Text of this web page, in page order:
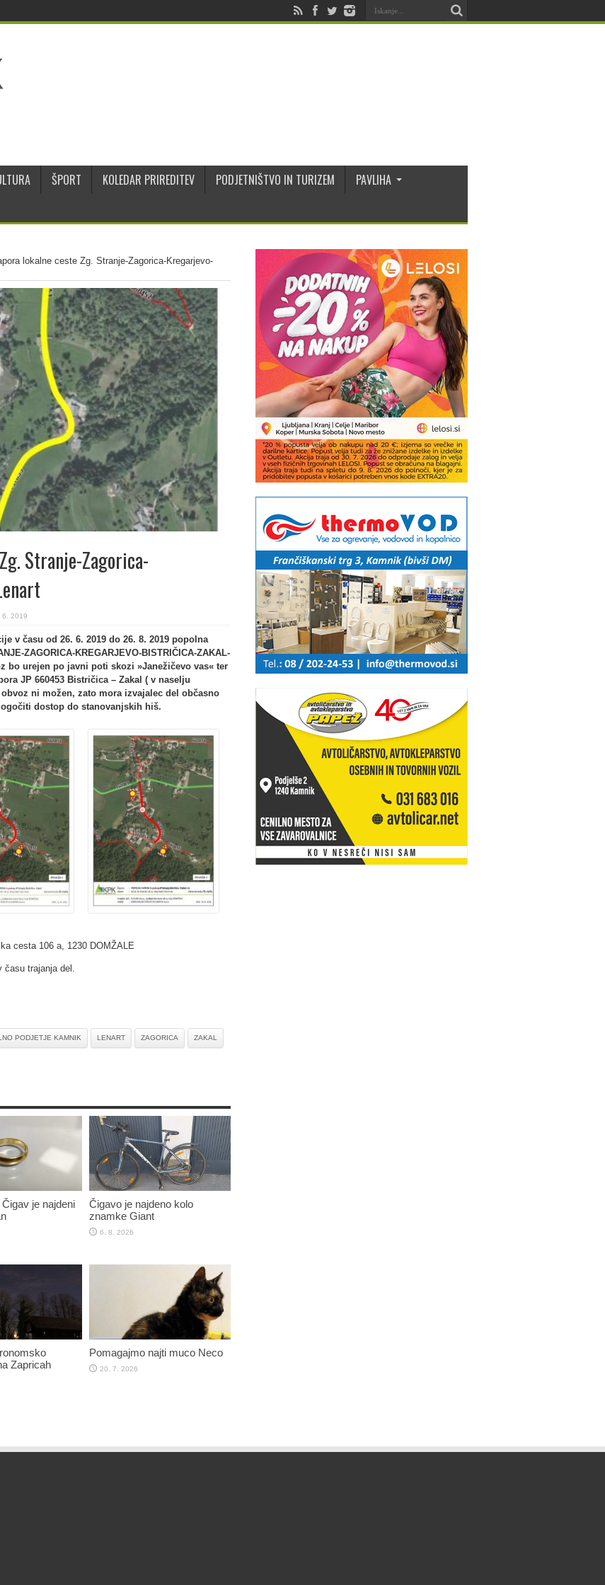
ŠPORT KOLEDAR PRIREDITEV PODJETNIŠTVO IN TURIZEM
PAVLIHA
lokalne ceste Zg. Stranje-Zagorica-Kregarjevo-
Stranje-Zagorica-
6. 2019
v času od 26. 6. 2019 do 26. 8. 2019 popolna
ZAGORICA-KREGARJEVO-BISTRIČICA-ZAKAL-
bo urejen po javni poti skozi »Janežičevo vas« ter
JP 660453 Bistričica – Zakal ( v naselju
ni možen, zato mora izvajalec del občasno
dostop do stanovanjskih hiš.
cesta 106 a, 1230 DOMŽALE
trajanja del.
PODJETJE KAMNIK LENART ZAGORICA ZAKAL
je najdeni
Čigavo je najdeno kolo
znamke Giant
6. 8. 2026
Zapricah
Pomagajmo najti muco Neco
20. 7. 2026